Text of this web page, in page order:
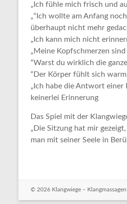
„Ich fühle mich frisch und
„“Ich wollte am Anfang
überhaupt nicht mehr
„Ich kann mich nicht
„Meine Kopfschmerzen
“Warst du wirklich die
“Der Körper fühlt sich
„Ich habe die Antwort einer
keinerlei Erinnerung
Das Spiel mit der
„Die Sitzung hat mir
man mit seiner Seele in
© 2026 Klangwiege –